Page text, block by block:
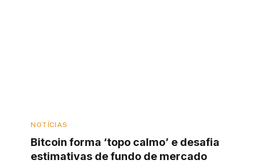
NOTÍCIAS
Bitcoin forma ‘topo calmo’ e desafia
estimativas de fundo de mercado